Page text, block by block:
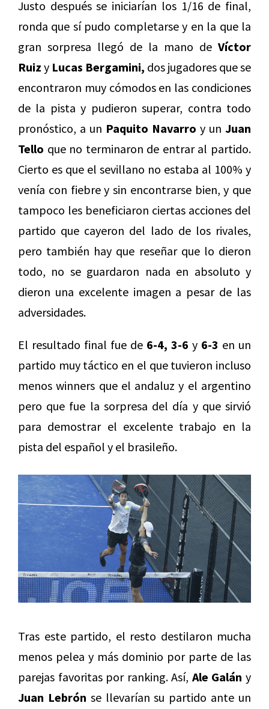
Justo después se iniciarían los 1/16 de final,
ronda que sí pudo completarse y en la que la
gran sorpresa llegó de la mano de Víctor
Ruiz y Lucas Bergamini, dos jugadores que se
encontraron muy cómodos en las condiciones
de la pista y pudieron superar, contra todo
pronóstico, a un Paquito Navarro y un Juan
Tello que no terminaron de entrar al partido.
Cierto es que el sevillano no estaba al 100% y
venía con fiebre y sin encontrarse bien, y que
tampoco les beneficiaron ciertas acciones del
partido que cayeron del lado de los rivales,
pero también hay que reseñar que lo dieron
todo, no se guardaron nada en absoluto y
dieron una excelente imagen a pesar de las
adversidades.
El resultado final fue de 6-4, 3-6 y 6-3 en un
partido muy táctico en el que tuvieron incluso
menos winners que el andaluz y el argentino
pero que fue la sorpresa del día y que sirvió
para demostrar el excelente trabajo en la
pista del español y el brasileño.
Tras este partido, el resto destilaron mucha
menos pelea y más dominio por parte de las
parejas favoritas por ranking. Así, Ale Galán y
Juan Lebrón se llevarían su partido ante un